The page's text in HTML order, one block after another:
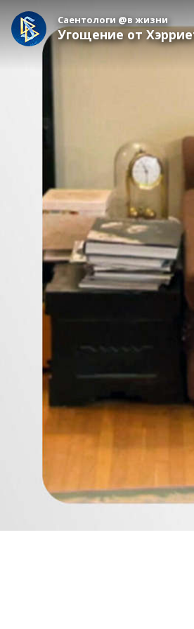
Саентологи @в жизни
Угощение от